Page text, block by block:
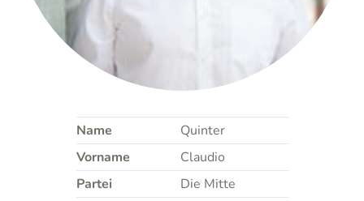
Name
Quinter
Vorname
Claudio
Partei
Die Mitte